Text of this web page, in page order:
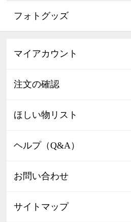
フォトグッズ
マイアカウント
注文の確認
ほしい物リスト
ヘルプ（Q&A）
お問い合わせ
サイトマップ